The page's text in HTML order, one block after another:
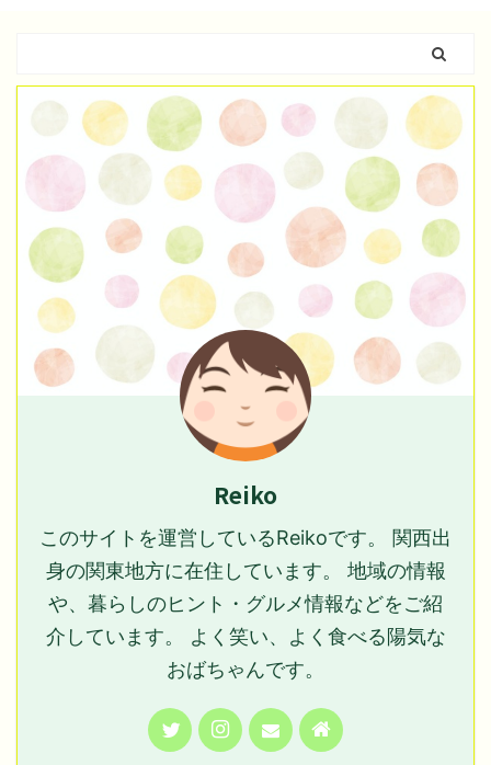
Reiko
このサイトを運営しているReikoです。 関西出
身の関東地方に在住しています。 地域の情報
や、暮らしのヒント・グルメ情報などをご紹
介しています。 よく笑い、よく食べる陽気な
おばちゃんです。